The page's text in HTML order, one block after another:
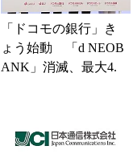
「ドコモの銀行」き
ょう始動 「d NEOB
ANK」消滅、最大4.